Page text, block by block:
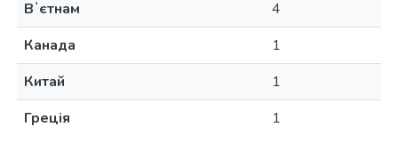
Вʼєтнам
4
Канада
1
Китай
1
Греція
1